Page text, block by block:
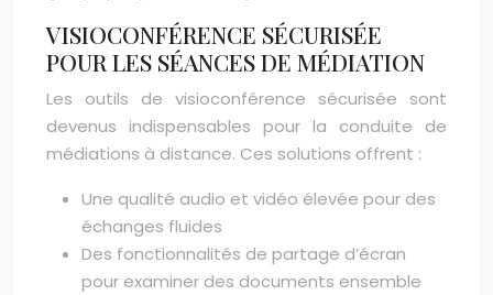
VISIOCONFÉRENCE SÉCURISÉE
POUR LES SÉANCES DE MÉDIATION
Les outils de visioconférence sécurisée sont
devenus indispensables pour la conduite de
médiations à distance. Ces solutions offrent :
Une qualité audio et vidéo élevée pour des
échanges fluides
Des fonctionnalités de partage d’écran
pour examiner des documents ensemble